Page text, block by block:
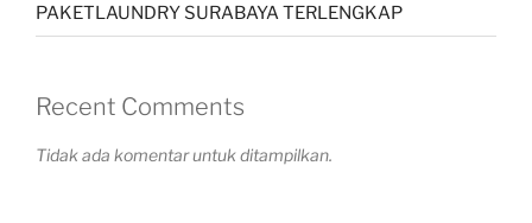
PAKETLAUNDRY SURABAYA TERLENGKAP
Recent Comments
Tidak ada komentar untuk ditampilkan.